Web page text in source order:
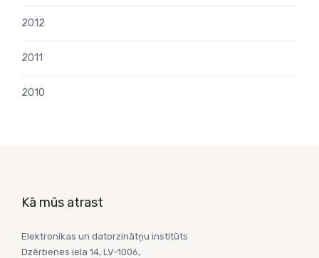
2012
2011
2010
Kā mūs atrast
Elektronikas un datorzinātņu institūts
Dzērbenes iela 14, LV-1006,